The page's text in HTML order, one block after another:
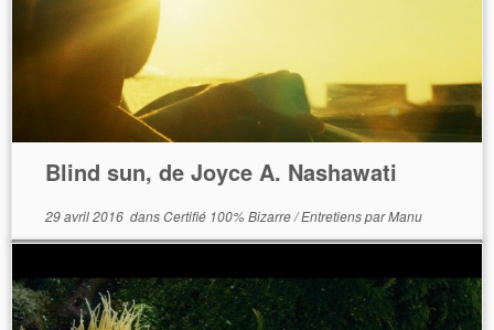
Blind sun, de Joyce A. Nashawati
29 avril 2016dansCertifié 100% Bizarre/EntretiensparManu